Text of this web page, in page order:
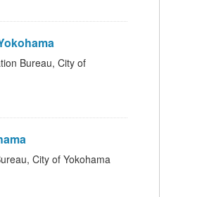
Bureau, City of
City of Yokohama